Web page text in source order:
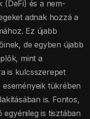
(DeFi) és a nem-
adnak hozzá a
Ez újabb
de egyben újabb
mint a
is kulcsszerepet
tükrében
is. Fontos,
is tisztában